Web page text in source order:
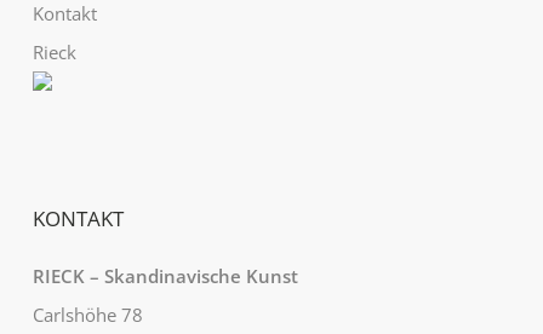
Kontakt
Rieck
KONTAKT
RIECK – Skandinavische Kunst
Carlshöhe 78